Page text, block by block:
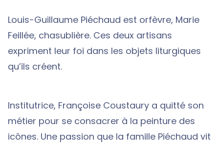
Louis-Guillaume Piéchaud est orfèvre, Marie
Feillée, chasublière. Ces deux artisans
expriment leur foi dans les objets liturgiques
qu’ils créent.
Institutrice, Françoise Coustaury a quitté son
métier pour se consacrer à la peinture des
icônes. Une passion que la famille Piéchaud vit